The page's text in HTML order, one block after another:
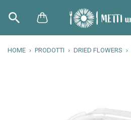
HOME PRODOTTI DRIED FLOWERS